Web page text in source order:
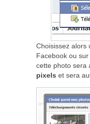
Choisissez alors
Facebook ou
cette photo sera
pixels et sera